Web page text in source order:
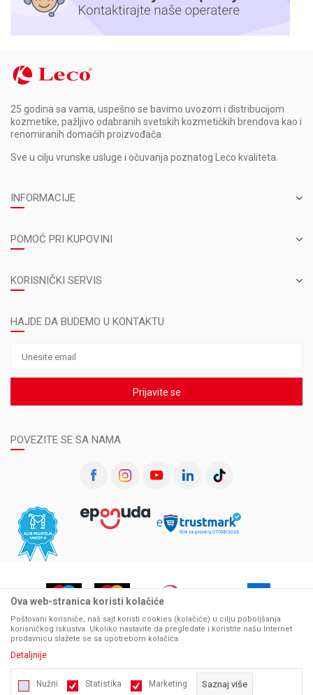
25 godina sa vama, uspešno se bavimo uvozom i distribucijom
kozmetike, pažljivo odabranih svetskih kozmetičkih brendova kao i
renomiranih domaćih proizvođača.
Sve u cilju vrunske usluge i očuvanja poznatog Leco kvaliteta.
INFORMACIJE
POMOĆ PRI KUPOVINI
KORISNIČKI SERVIS
HAJDE DA BUDEMO U KONTAKTU
Prijavite se
POVEZITE SE SA NAMA
Nastojimo da budemo što precizniji u opisu proizvoda, prikazu slika i samih cena, ali ne
možemo garantovati da su sve informacije kompletne i bez grešaka. Svi artikli prikazani na
Ova web-stranica koristi kolačiće
Poštovani korisniče, naš sajt koristi cookies (kolačiće) u cilju poboljšanja
korisničkog iskustva. Ukoliko nastavite da pregledate i koristite našu Internet
prodavnicu slažete se sa upotrebom kolačića.
Detaljnije
Nužni Statistika Marketing Saznaj više